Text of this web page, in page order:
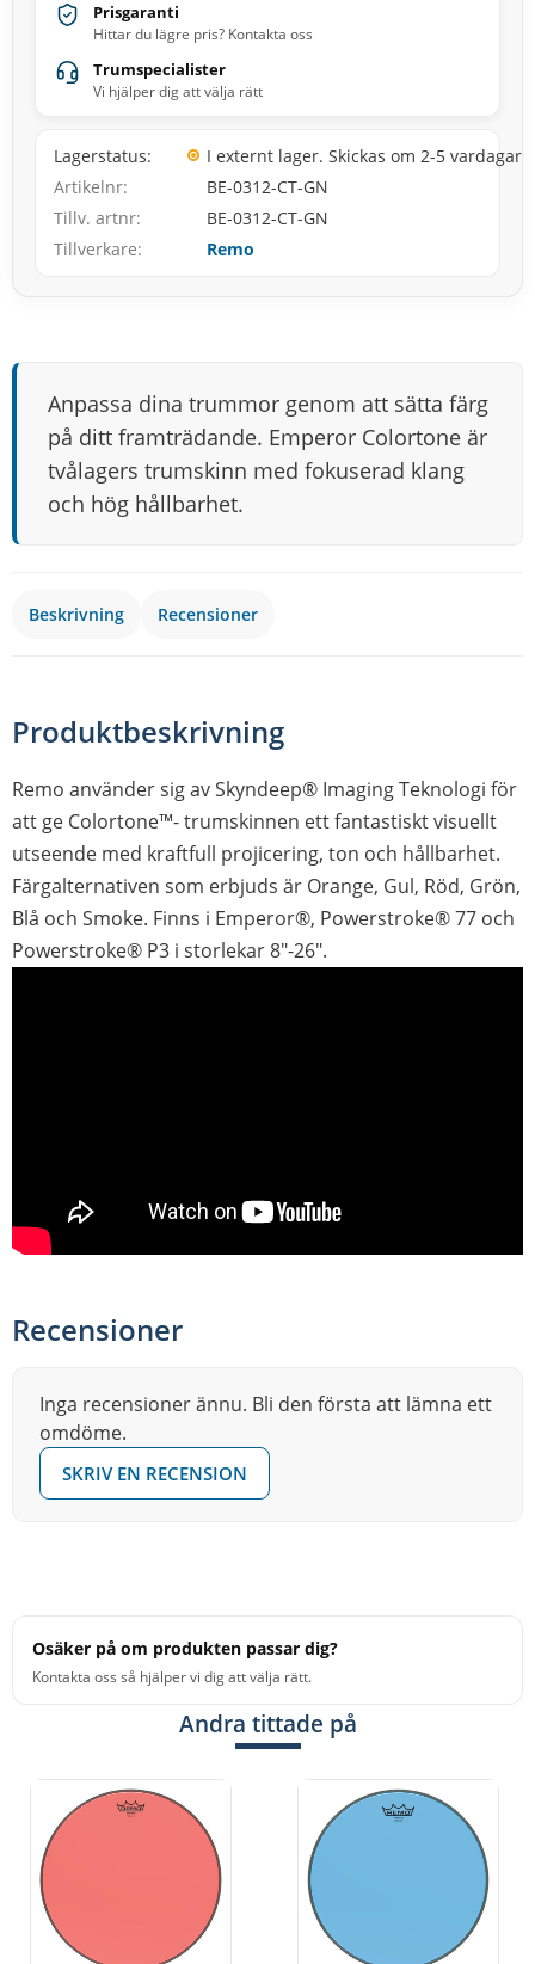
Prisgaranti
Hittar du lägre pris? Kontakta oss
Trumspecialister
Vi hjälper dig att välja rätt
Lagerstatus
I externt lager. Skickas om 2-5 vardagar
Artikelnr
BE-0312-CT-GN
Tillv. artnr
BE-0312-CT-GN
Tillverkare
Remo
Anpassa dina trummor genom att sätta färg
på ditt framträdande. Emperor Colortone är
tvålagers trumskinn med fokuserad klang
och hög hållbarhet.
Beskrivning Recensioner
Produktbeskrivning
Remo använder sig av Skyndeep® Imaging Teknologi för
att ge Colortone™- trumskinnen ett fantastiskt visuellt
utseende med kraftfull projicering, ton och hållbarhet.
Färgalternativen som erbjuds är Orange, Gul, Röd, Grön,
Blå och Smoke. Finns i Emperor®, Powerstroke® 77 och
Powerstroke® P3 i storlekar 8"-26".
Recensioner
Inga recensioner ännu. Bli den första att lämna ett
omdöme.
SKRIV EN RECENSION
Osäker på om produkten passar dig?
Kontakta oss så hjälper vi dig att välja rätt.
Andra tittade på